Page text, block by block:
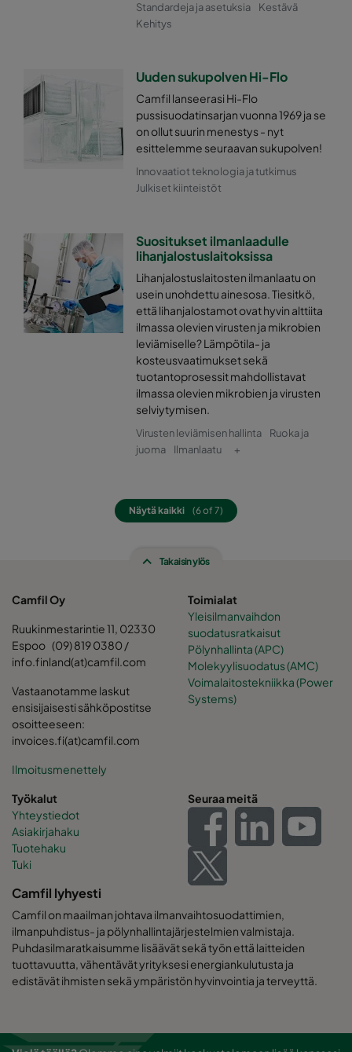
Standardeja ja asetuksia
Kestävä
Kehitys
Uuden sukupolven Hi-Flo
Camfil lanseerasi Hi-Flo
pussisuodatinsarjan vuonna 1969 ja se
on ollut suurin menestys - nyt
esittelemme seuraavan sukupolven!
Innovaatiot teknologia ja tutkimus
Julkiset kiinteistöt
Suositukset ilmanlaadulle
lihanjalostuslaitoksissa
Lihanjalostuslaitosten ilmanlaatu on
usein unohdettu ainesosa. Tiesitkö,
että lihanjalostamot ovat hyvin alttiita
ilmassa olevien virusten ja mikrobien
leviämiselle? Lämpötila- ja
kosteusvaatimukset sekä
tuotantoprosessit mahdollistavat
ilmassa olevien mikrobien ja virusten
selviytymisen.
Virusten leviämisen hallinta
Ruoka ja
juoma
Ilmanlaatu +
Näytä kaikki (6 of 7)
Takaisin ylös
Camfil Oy
Ruukinmestarintie 11, 02330
Espoo (09) 819 0380 /
info.finland(at)camfil.com
Vastaanotamme laskut
ensisijaisesti sähköpostitse
osoitteeseen:
invoices.fi(at)camfil.com
Ilmoitusmenettely
Toimialat
Yleisilmanvaihdon
suodatusratkaisut
Pölynhallinta (APC)
Molekyylisuodatus (AMC)
Voimalaitostekniikka (Power
Systems)
Työkalut
Yhteystiedot
Asiakirjahaku
Tuotehaku
Tuki
Seuraa meitä
Camfil lyhyesti
Camfil on maailman johtava ilmanvaihtosuodattimien,
ilmanpuhdistus- ja pölynhallintajärjestelmien valmistaja.
Puhdasilmaratkaisumme lisäävät sekä työn että laitteiden
tuottavuutta, vähentävät yrityksesi energiankulutusta ja
edistävät ihmisten sekä ympäristön hyvinvointia ja terveyttä.